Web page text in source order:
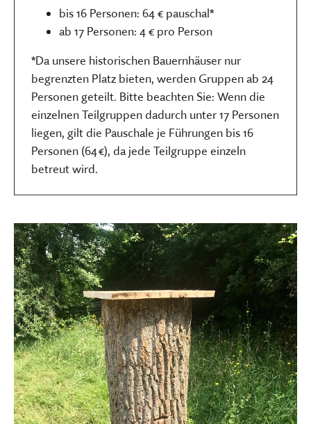
bis 16 Personen: 64 € pauschal*
ab 17 Personen: 4 € pro Person
*Da unsere historischen Bauernhäuser nur
begrenzten Platz bieten, werden Gruppen ab 24
Personen geteilt. Bitte beachten Sie: Wenn die
einzelnen Teilgruppen dadurch unter 17 Personen
liegen, gilt die Pauschale je Führungen bis 16
Personen (64 €), da jede Teilgruppe einzeln
betreut wird.